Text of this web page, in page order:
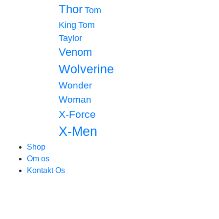
Thor Tom
King Tom
Taylor
Venom
Wolverine
Wonder
Woman
X-Force
X-Men
Shop
Om os
Kontakt Os